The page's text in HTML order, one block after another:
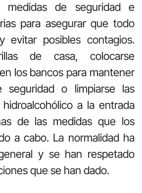
de seguridad e
para asegurar que todo
evitar posibles contagios.
de casa, colocarse
los bancos para mantener
seguridad o limpiarse las
a la entrada
de las medidas que los
a cabo. La normalidad ha
y se han respetado
que se han dado.